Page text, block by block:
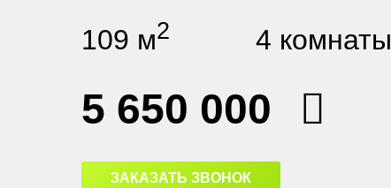
109 м2 4 комнаты
5 650 000
ЗАКАЗАТЬ ЗВОНОК